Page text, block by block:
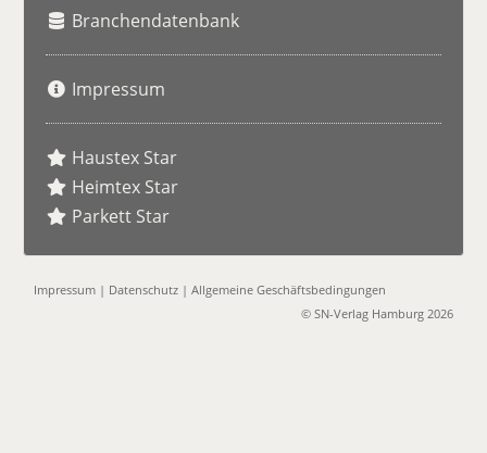
Branchendatenbank
Impressum
Haustex Star
Heimtex Star
Parkett Star
Impressum | Datenschutz |Allgemeine Geschäftsbedingungen
© SN-Verlag Hamburg 2026